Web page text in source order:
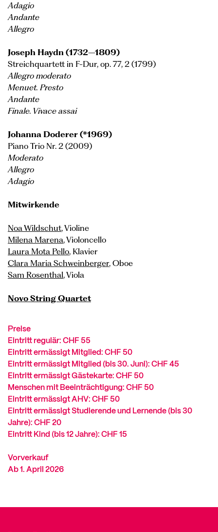
Adagio
Andante
Allegro
Joseph Haydn (1732–1809)
Streichquartett in F-Dur, op. 77, 2 (1799)
Allegro moderato
Menuet. Presto
Andante
Finale. Vivace assai
Johanna Doderer (*1969)
Piano Trio Nr. 2 (2009)
Moderato
Allegro
Adagio
Mitwirkende
Noa Wildschut, Violine
Milena Marena, Violoncello
Laura Mota Pello, Klavier
Clara Maria Schweinberger, Oboe
Sam Rosenthal, Viola
Novo String Quartet
Preise
Eintritt regulär: CHF 55
Eintritt ermässigt Mitglied: CHF 50
Eintritt ermässigt Mitglied (bis 30. Juni): CHF 45
Eintritt ermässigt Gästekarte: CHF 50
Menschen mit Beeinträchtigung: CHF 50
Eintritt ermässigt AHV: CHF 50
Eintritt ermässigt Studierende und Lernende (bis 30
Jahre): CHF 20
Eintritt Kind (bis 12 Jahre): CHF 15
Vorverkauf
Ab 1. April 2026